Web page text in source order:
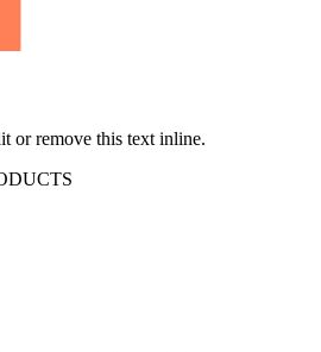
or remove this text inline.